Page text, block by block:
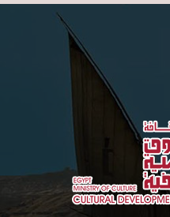
Skip to main content